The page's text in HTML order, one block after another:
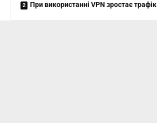
При використанні VPN зростає трафік